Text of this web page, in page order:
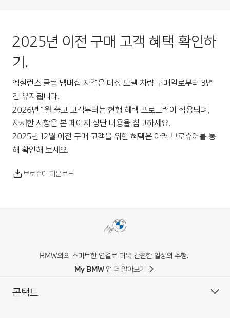
2025년 이전 구매 고객 혜택 확인하
기.
엑설런스 클럽 멤버십 자격은 대상 모델 차량 구매일로부터 3년
간 유지됩니다.
2026년 1월 출고 고객부터는 현행 혜택 프로그램이 적용되며,
자세한 사항은 본 페이지 상단 내용을 참고하세요.
2025년 12월 이전 구매 고객을 위한 혜택은 아래 브로슈어를 통
해 확인해 보세요.
브로슈어 다운로드
BMW와의 스마트한 연결로 더욱 간편한 일상의 주행.
My BMW 앱 더 알아보기
콘택트